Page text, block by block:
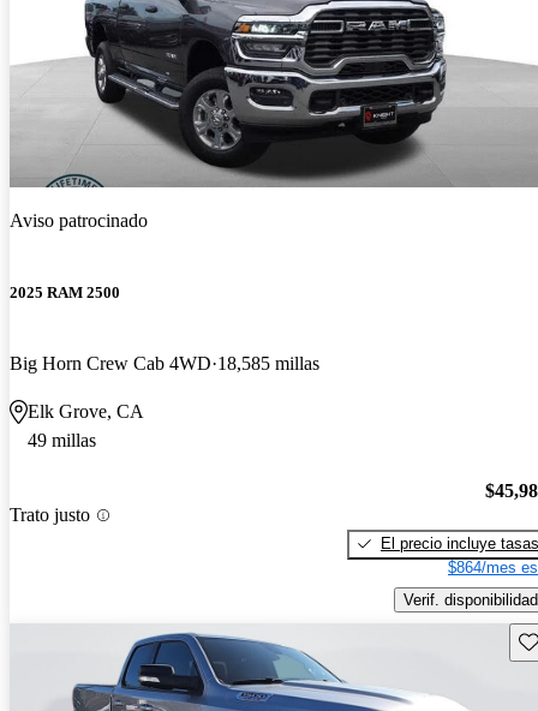
Aviso patrocinado
2025 RAM 2500
Big Horn Crew Cab 4WD 18,585 millas
Elk Grove, CA
49 millas
Trato justo
El precio incluye tasas
$864/mes
Verif. disponibilidad